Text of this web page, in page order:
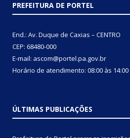
PREFEITURA DE PORTEL
End.: Av. Duque de Caxias – CENTRO
CEP: 68480-000
E-mail: ascom@portel.pa.gov.br
Horário de atendimento: 08:00 às 14:00
ÚLTIMAS PUBLICAÇÕES